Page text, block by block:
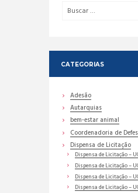
CATEGORIAS
Adesão
Autarquias
bem-estar animal
Coordenadoria de
Dispensa de Licitação
Dispensa de Licitação –
Dispensa de Licitação –
Dispensa de Licitação –
Dispensa de Licitação –